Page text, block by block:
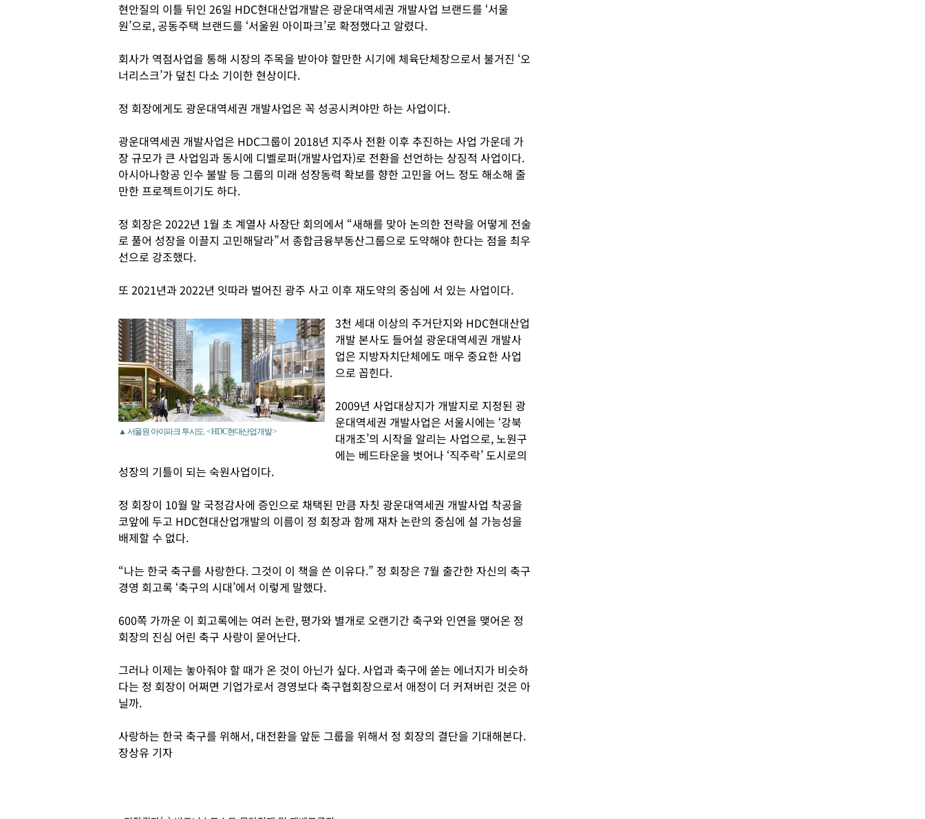
현안질의 이틀 뒤인 26일 HDC현대산업개발은 광운대역세권 개발사업 브랜드를 ‘서울
원’으로, 공동주택 브랜드를 ‘서울원 아이파크’로 확정했다고 알렸다.
회사가 역점사업을 통해 시장의 주목을 받아야 할만한 시기에 체육단체장으로서 불거진 ‘오
너리스크’가 덮친 다소 기이한 현상이다.
정 회장에게도 광운대역세권 개발사업은 꼭 성공시켜야만 하는 사업이다.
광운대역세권 개발사업은 HDC그룹이 2018년 지주사 전환 이후 추진하는 사업 가운데 가
장 규모가 큰 사업임과 동시에 디벨로퍼(개발사업자)로 전환을 선언하는 상징적 사업이다.
아시아나항공 인수 불발 등 그룹의 미래 성장동력 확보를 향한 고민을 어느 정도 해소해 줄
만한 프로젝트이기도 하다.
정 회장은 2022년 1월 초 계열사 사장단 회의에서 “새해를 맞아 논의한 전략을 어떻게 전술
로 풀어 성장을 이끌지 고민해달라”서 종합금융부동산그룹으로 도약해야 한다는 점을 최우
선으로 강조했다.
또 2021년과 2022년 잇따라 벌어진 광주 사고 이후 재도약의 중심에 서 있는 사업이다.
▲ 서울원 아이파크 투시도. < HDC현대산업개발 >
3천 세대 이상의 주거단지와 HDC현대산업
개발 본사도 들어설 광운대역세권 개발사
업은 지방자치단체에도 매우 중요한 사업
으로 꼽힌다.
2009년 사업대상지가 개발지로 지정된 광
운대역세권 개발사업은 서울시에는 ‘강북
대개조’의 시작을 알리는 사업으로, 노원구
에는 베드타운을 벗어나 ‘직주락’ 도시로의
성장의 기틀이 되는 숙원사업이다.
정 회장이 10월 말 국정감사에 증인으로 채택된 만큼 자칫 광운대역세권 개발사업 착공을
코앞에 두고 HDC현대산업개발의 이름이 정 회장과 함께 재차 논란의 중심에 설 가능성을
배제할 수 없다.
“나는 한국 축구를 사랑한다. 그것이 이 책을 쓴 이유다.” 정 회장은 7월 출간한 자신의 축구
경영 회고록 ‘축구의 시대’에서 이렇게 말했다.
600쪽 가까운 이 회고록에는 여러 논란, 평가와 별개로 오랜기간 축구와 인연을 맺어온 정
회장의 진심 어린 축구 사랑이 묻어난다.
그러나 이제는 놓아줘야 할 때가 온 것이 아닌가 싶다. 사업과 축구에 쏟는 에너지가 비슷하
다는 정 회장이 어쩌면 기업가로서 경영보다 축구협회장으로서 애정이 더 커져버린 것은 아
닐까.
사랑하는 한국 축구를 위해서, 대전환을 앞둔 그룹을 위해서 정 회장의 결단을 기대해본다.
장상유 기자